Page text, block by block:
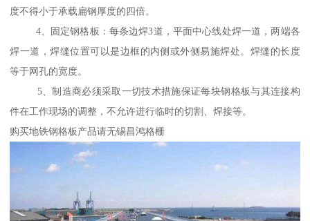
度不得小于承载扁钢厚度的四倍。
4、固定钢格板：每条边焊3道，平面中心线处焊一道，两端各
焊一道，焊缝位置可以是边框的内侧或外侧易施焊处。焊缝的长度
等于网孔的宽度。
5、制造商必须采取一切技术措施保证每块钢格板与其连接构
件在工作现场的调整，不允许进行临时的切割、焊接等。
购买地铁钢格板产品请无锡昌鸿格栅